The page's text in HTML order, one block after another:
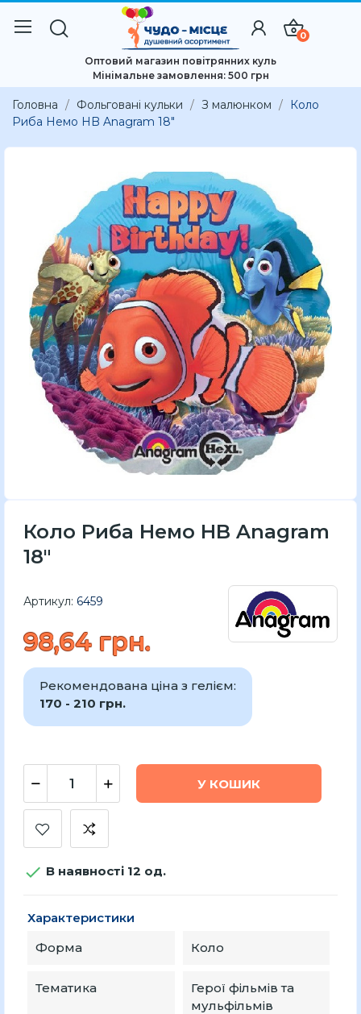
0
Оптовий магазин повітрянних куль
Мінімальне замовлення: 500 грн
Головна Фольговані кульки З малюнком
Коло
Риба Немо HB Anagram 18″
Коло Риба Немо HB Anagram
18″
Артикул: 6459
98,64 грн.
Рекомендована ціна з гелієм:
170 - 210 грн.
У КОШИК
 В наявності 12 од.
Характеристики
Форма
Коло
Тематика
Герої фільмів та
мульфільмів